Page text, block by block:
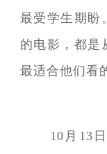
最受学生期盼
的电影，都是
最适合他们看
10月13